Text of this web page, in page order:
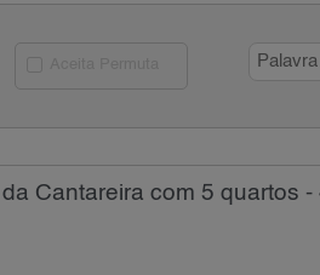
Cantareira com 5 quartos -